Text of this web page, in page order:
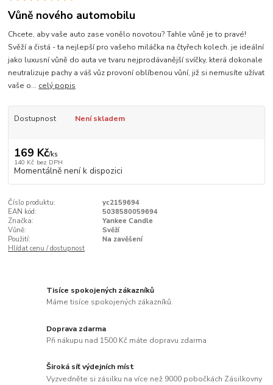
Vůně nového automobilu
Chcete, aby vaše auto zase vonělo novotou? Tahle vůně je to pravé!
Svěží a čistá - ta nejlepší pro vašeho miláčka na čtyřech kolech. je ideální
jako luxusní vůně do auta ve tvaru nejprodávanější svíčky, která dokonale
neutralizuje pachy a váš vůz provoní oblíbenou vůní, již si nemusíte užívat
vaše o... celý popis
Dostupnost Není skladem
169 Kč/ks
140 Kč bez DPH
Momentálně není k dispozici
Číslo produktu:
yc2159694
EAN kód:
5038580059694
Značka:
Yankee Candle
Vůně:
Svěží
Použití:
Na zavěšení
Hlídat cenu / dostupnost
Tisíce spokojených zákazníků
Máme tisíce spokojených zákazníků.
Doprava zdarma
Při nákupu nad 1500 Kč máte dopravu zdarma
Široká síť výdejních míst
Vyzvedněte si zásilku na více než 9000 pobočkách Zásilkovny